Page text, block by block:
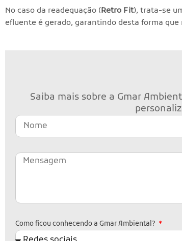
No caso da readequação (Retro Fit), trata-se
efluente é gerado, garantindo desta forma
Saiba mais sobre a Gmar
Como ficou conhecendo a Gmar Ambiental?